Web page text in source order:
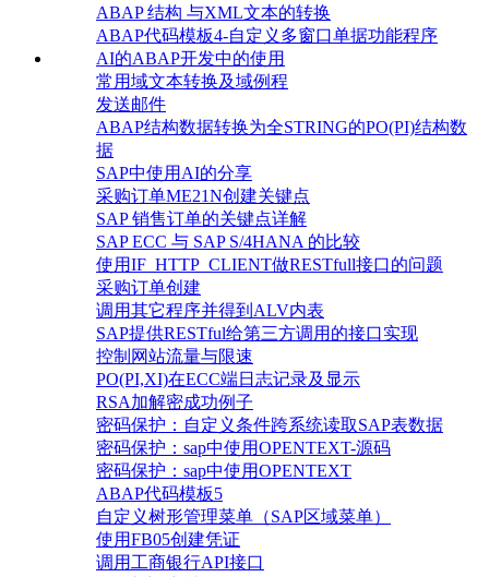
ABAP 结构 与XML文本的转换
ABAP代码模板4-自定义多窗口单据功能程序
AI的ABAP开发中的使用
常用域文本转换及域例程
发送邮件
ABAP结构数据转换为全STRING的PO(PI)结构数
据
SAP中使用AI的分享
采购订单ME21N创建关键点
SAP 销售订单的关键点详解
SAP ECC 与 SAP S/4HANA 的比较
使用IF_HTTP_CLIENT做RESTfull接口的问题
采购订单创建
调用其它程序并得到ALV内表
SAP提供RESTful给第三方调用的接口实现
控制网站流量与限速
PO(PI,XI)在ECC端日志记录及显示
RSA加解密成功例子
密码保护：自定义条件跨系统读取SAP表数据
密码保护：sap中使用OPENTEXT-源码
密码保护：sap中使用OPENTEXT
ABAP代码模板5
自定义树形管理菜单（SAP区域菜单）
使用FB05创建凭证
调用工商银行API接口